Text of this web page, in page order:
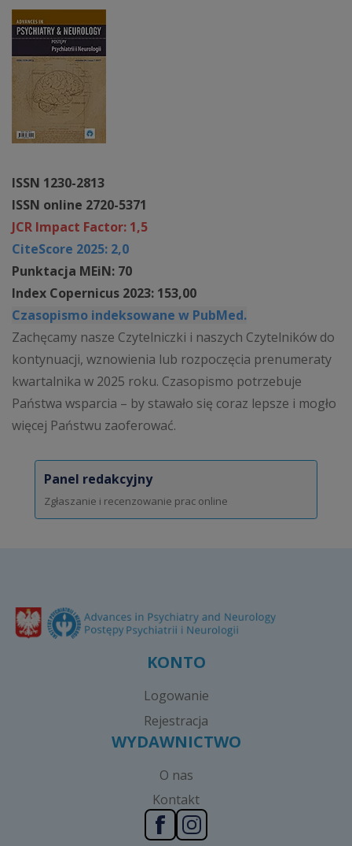
ISSN 1230-2813
ISSN online 2720-5371
JCR Impact Factor: 1,5
CiteScore 2025: 2,0
Punktacja MEiN: 70
Index Copernicus 2023: 153,00
Czasopismo indeksowane w PubMed.
Zachęcamy nasze Czytelniczki i naszych Czytelników do
kontynuacji, wznowienia lub rozpoczęcia prenumeraty
kwartalnika w 2025 roku. Czasopismo potrzebuje
Państwa wsparcia – by stawało się coraz lepsze i mogło
więcej Państwu zaoferować.
Panel redakcyjny
Zgłaszanie i recenzowanie prac online
KONTO
Logowanie
Rejestracja
WYDAWNICTWO
O nas
Kontakt